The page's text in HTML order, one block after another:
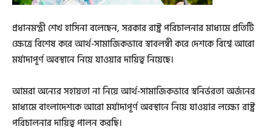
প্রধানমন্ত্রী শেখ হাসিনা বলেছেন, সরকার রাষ্ট্র পরিচালনার মাধ্যমে প্রতিটি
ক্ষেত্রে বিশেষ করে আর্থ-সামাজিকভাবে স্বাবলম্বী করে দেশকে বিশ্বে আরো
মর্যাদাপূর্ণ অবস্থানে নিয়ে যাওয়ার দায়িত্ব নিয়েছে।
আমরা অন্যের সহায়তা না নিয়ে আর্থ-সামাজিকভাবে স্বনির্ভরতা অর্জনের
মাধ্যমে বাংলাদেশকে আরো মর্যাদাপূর্ণ অবস্থানে নিয়ে যাওয়ার লক্ষ্যে রাষ্ট্র
পরিচালনার দায়িত্ব পালন করছি।